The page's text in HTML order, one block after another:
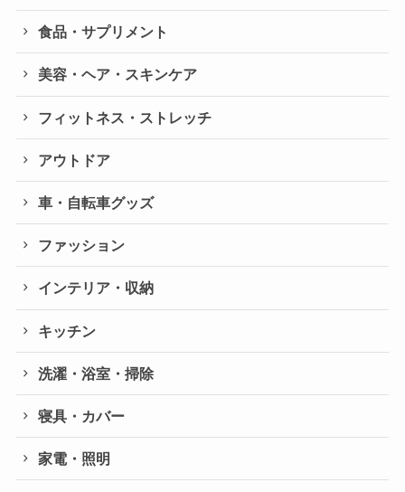
食品・サプリメント
美容・ヘア・スキンケア
フィットネス・ストレッチ
アウトドア
車・自転車グッズ
ファッション
インテリア・収納
キッチン
洗濯・浴室・掃除
寝具・カバー
家電・照明